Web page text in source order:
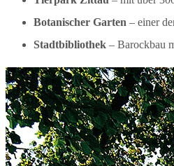
Botanischer Garten – einer
Stadtbibliothek – Barockbau